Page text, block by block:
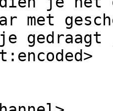
met
gedraagt